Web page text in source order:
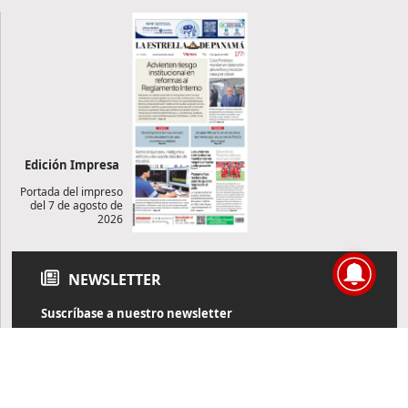
Edición Impresa
Portada del impreso
del 7 de agosto de
2026
NEWSLETTER
Suscríbase a nuestro newsletter
Reciba diariamente información de actualidad directamente en